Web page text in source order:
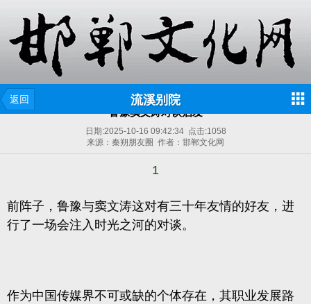
返回 流溪别院
鲁豫窦文涛对谈启发
日期:2025-10-16 09:42:34点击:1058
来源：秦朔朋友圈 作者：邯郸文化网
1
前阵子， 鲁豫与窦文涛这对有三十年友情的好友，进
行了一场会注入时光之河的对谈。
作为中国传媒界不可或缺的个体存在，其职业发展路